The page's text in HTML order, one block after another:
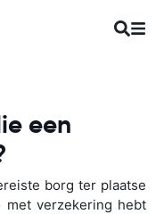
een
borg ter plaatse
met verzekering hebt